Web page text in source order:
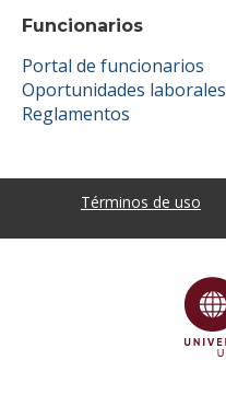
Funcionarios
Portal de funcionarios
Oportunidades laborales
Reglamentos
Términos de uso